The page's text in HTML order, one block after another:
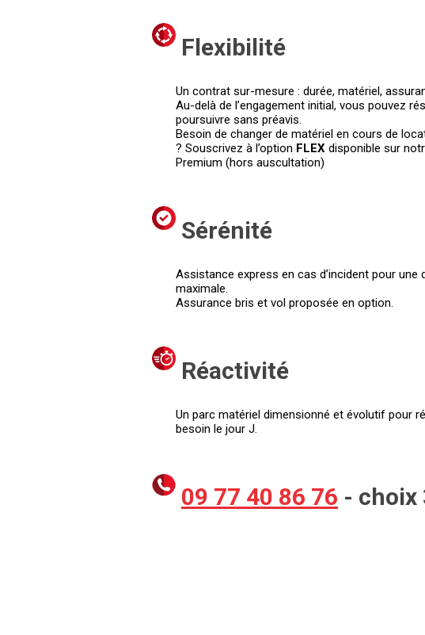
Flexibilité
Un contrat sur-mesure : durée, matériel,
Au-delà de l’engagement initial, vous pouvez
poursuivre sans préavis.
Besoin de changer de matériel en cours de
? Souscrivez à l’option FLEX disponible sur
Premium (hors auscultation)
Sérénité
Assistance express en cas d’incident pour une
maximale.
Assurance bris et vol proposée en option.
Réactivité
Un parc matériel dimensionné et évolutif pour
besoin le jour J.
09 77 40 86 76 - choix